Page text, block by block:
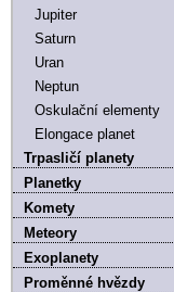
Jupiter
Saturn
Uran
Neptun
Oskulační elementy
Elongace planet
Trpasličí planety
Planetky
Komety
Meteory
Exoplanety
Proměnné hvězdy